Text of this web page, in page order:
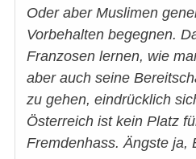
Oder aber Muslimen
Vorbehalten begegnen.
Franzosen lernen, wie
aber auch seine
zu gehen, eindrücklich
Österreich ist kein Platz
Fremdenhass. Ängste ja,